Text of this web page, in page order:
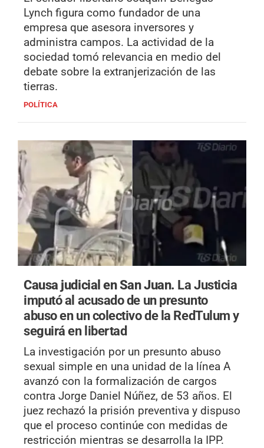
Lynch figura como fundador de una
empresa que asesora inversores y
administra campos. La actividad de la
sociedad tomó relevancia en medio del
debate sobre la extranjerización de las
tierras.
POLÍTICA
Causa judicial en San Juan. La Justicia
imputó al acusado de un presunto
abuso en un colectivo de la RedTulum y
seguirá en libertad
La investigación por un presunto abuso
sexual simple en una unidad de la línea A
avanzó con la formalización de cargos
contra Jorge Daniel Núñez, de 53 años. El
juez rechazó la prisión preventiva y dispuso
que el proceso continúe con medidas de
restricción mientras se desarrolla la IPP.